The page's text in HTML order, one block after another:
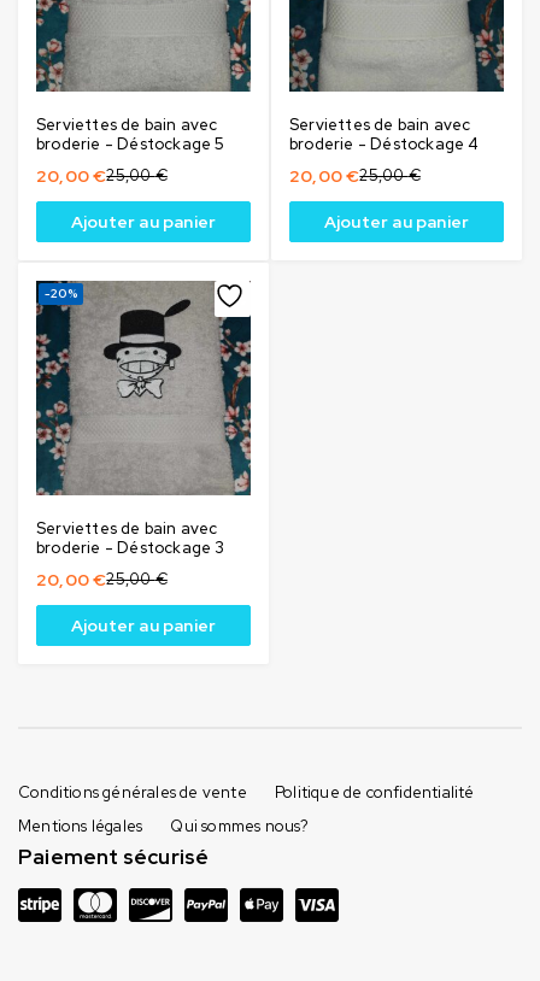
Serviettes de bain avec
broderie - Déstockage 5
25,00€
20,00€
Ajouter au panier
Serviettes de bain avec
broderie - Déstockage 4
25,00€
20,00€
Ajouter au panier
-20%
Serviettes de bain avec
broderie - Déstockage 3
25,00€
20,00€
Ajouter au panier
Conditions générales de vente
Politique de confidentialité
Mentions légales
Qui sommes nous?
Paiement sécurisé